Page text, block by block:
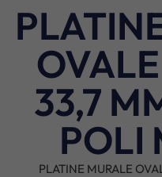
33,7
POLI
PLATINE MURALE